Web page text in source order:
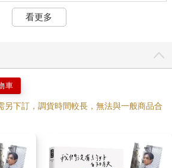
於那個年代，而且我用來創作的名字，
信賴，突然變成一場商業拼盤，某些東
起來，卻又閤不起來。
魂的天真少了一半。
觀，才發現自己欣賞的其實是反派。
不孤單，外面的世界也只記得你當時等
看更多
車
下訂，調貨時間較長，無法與一般商品合